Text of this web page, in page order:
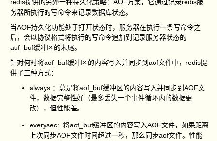
redis提供的另外一种持久化策略：AOF方案，它通过记录redis服
务器所执行的写命令来记录数据库状态。
当AOF持久化功能处于打开状态时，服务器在执行一条写命令之
后，会以协议格式将执行的写命令追加到记录服务器状态的
aof_buf缓冲区的末尾。
针对何时将aof_buf缓冲区的内容写入并同步到aof文件中，redis提
供了三种方式：
always ：总是将aof_buf缓冲区的内容写入并同步到AOF文
件，数据完整性好（最多丢失一个事件循环内的数据更
改），但性能差。
everysec: 将aof_buf缓冲区的内容写入AOF文件，如果距离
上次同步AOF文件时间超过一秒，那么同步aof文件。性能